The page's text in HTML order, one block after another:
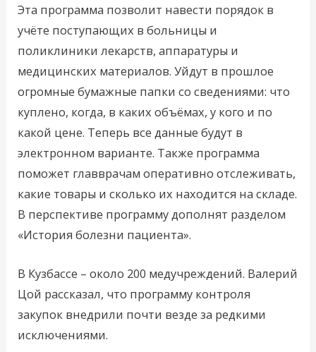
Эта программа позволит навести порядок в
учёте поступающих в больницы и
поликлиники лекарств, аппаратуры и
медицинских материалов. Уйдут в прошлое
огромные бумажные папки со сведениями: что
куплено, когда, в каких объёмах, у кого и по
какой цене. Теперь все данные будут в
электронном варианте. Также программа
поможет главврачам оперативно отслеживать,
какие товары и сколько их находится на складе.
В перспективе программу дополнят разделом
«История болезни пациента».
В Кузбассе – около 200 медучреждений. Валерий
Цой рассказал, что программу контроля
закупок внедрили почти везде за редкими
исключениями.